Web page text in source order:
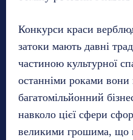
Конкурси краси
затоки мають давні
частиною культурної
останніми роками вони
багатомільйонний
навколо цієї сфери
великими грошима, що